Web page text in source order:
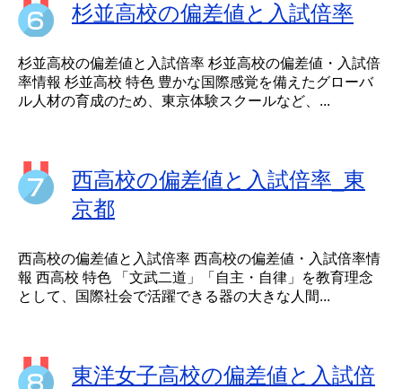
杉並高校の偏差値と入試倍率
杉並高校の偏差値と入試倍率 杉並高校の偏差値・入試倍
率情報 杉並高校 特色 豊かな国際感覚を備えたグローバ
ル人材の育成のため、東京体験スクールなど、...
西高校の偏差値と入試倍率_東
京都
西高校の偏差値と入試倍率 西高校の偏差値・入試倍率情
報 西高校 特色 「文武二道」「自主・自律」を教育理念
として、国際社会で活躍できる器の大きな人間...
東洋女子高校の偏差値と入試倍